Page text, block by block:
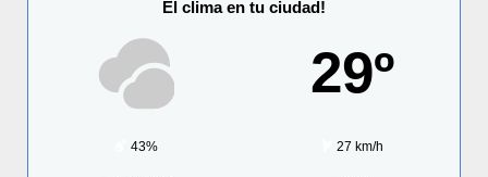
El clima en tu ciudad!
29º
43% 27 km/h